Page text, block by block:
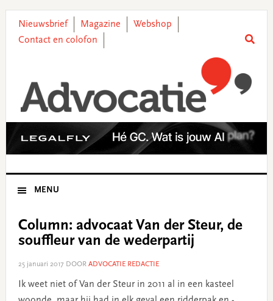
primary
main
primary
footer
Nieuwsbrief Magazine
Webshop
Contact en colofon
MENU
Column: advocaat Van der Steur, de
souffleur van de wederpartij
25 januari 2017 DOOR ADVOCATIE REDACTIE
Ik weet niet of Van der Steur in 2011 al in een kasteel